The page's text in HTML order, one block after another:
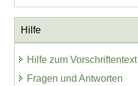
Hilfe
Hilfe zum Vorschriftentext
Fragen und Antworten